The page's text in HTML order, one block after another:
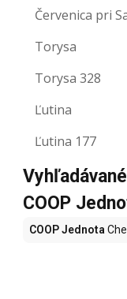
Červenica pri
Torysa
Torysa 328
Ľutina
Ľutina 177
COOP
COOP Jednota